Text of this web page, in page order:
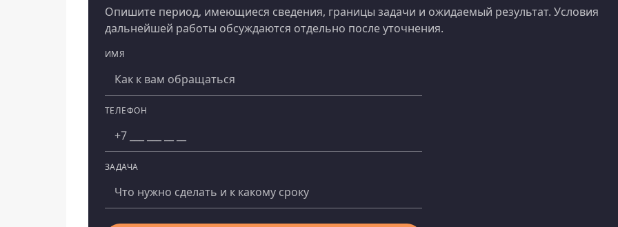
Опишите период, имеющиеся сведения, границы задачи и ожидаемый результат. Условия
дальнейшей работы обсуждаются отдельно после уточнения.
ИМЯ
ТЕЛЕФОН
ЗАДАЧА
Компания